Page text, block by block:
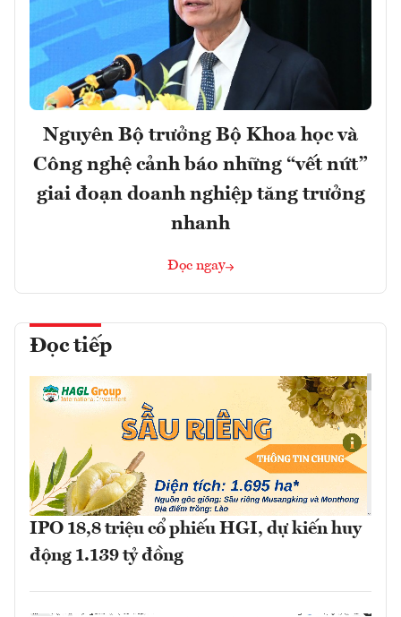
Nguyên Bộ trưởng Bộ Khoa học và
Công nghệ cảnh báo những “vết nứt”
giai đoạn doanh nghiệp tăng trưởng
nhanh
Đọc ngay
Đọc tiếp
IPO 18,8 triệu cổ phiếu HGI, dự kiến huy
động 1.139 tỷ đồng